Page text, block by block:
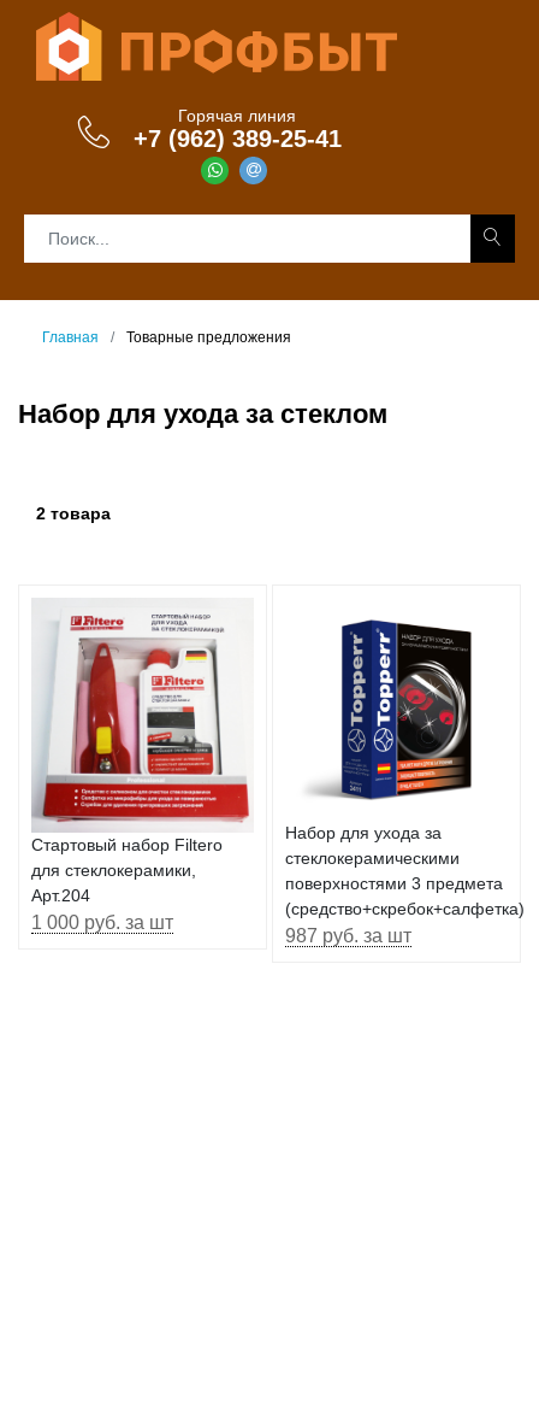
Горячая линия
+7 (962) 389-25-41
Главная Товарные предложения
Набор для ухода за стеклом
2 товара
Стартовый набор Filtero
для стеклокерамики,
Арт.204
1 000 руб. за шт
Набор для ухода за
стеклокерамическими
поверхностями 3 предмета
(средство+скребок+салфетка)
987 руб. за шт